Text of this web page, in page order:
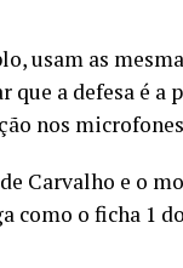
usam as
que a defesa é
nos
Carvalho e o
como o ficha 1